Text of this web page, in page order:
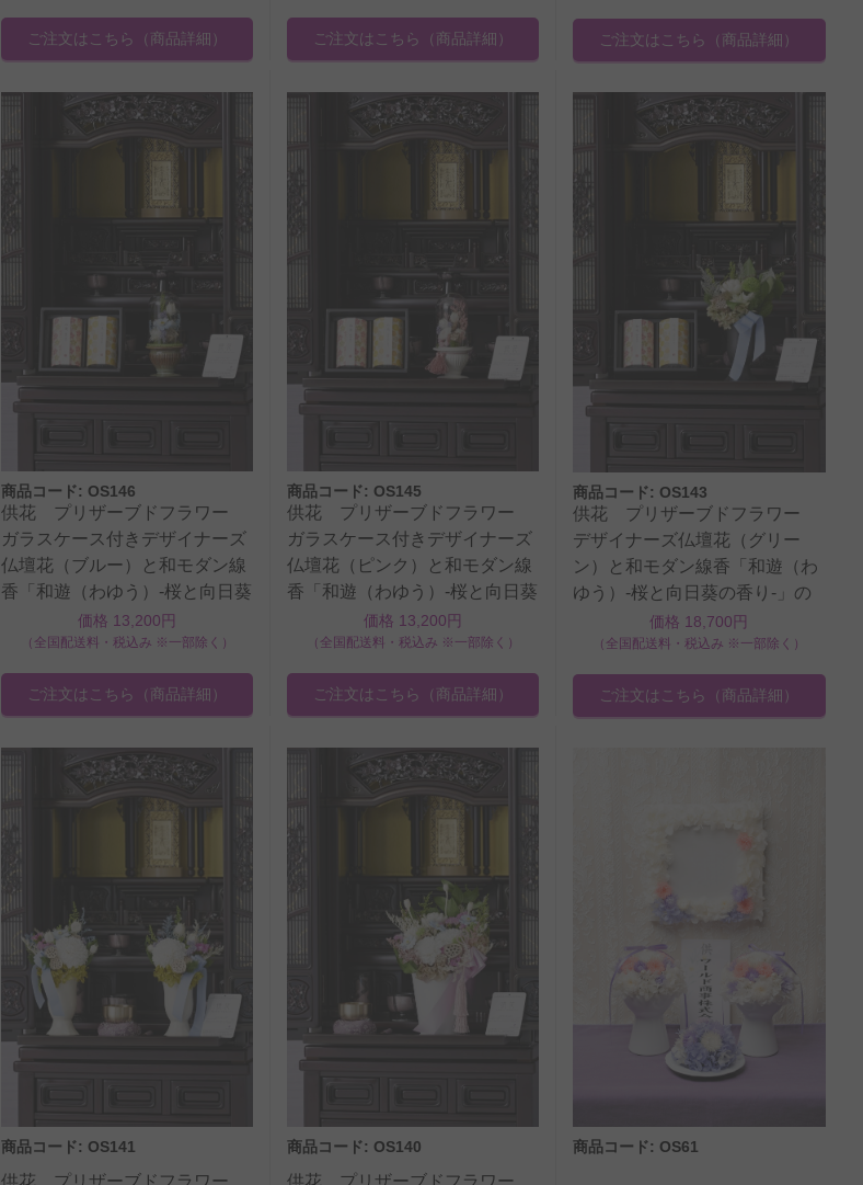
ご注文はこちら （商品詳細） ご注文はこちら （商品詳細） ご注文はこちら （商品詳細）
商品コード: OS146
供花 プリザーブドフラワー
ガラスケース付きデザイナーズ
仏壇花（ブルー）と和モダン線
香「和遊（わゆう）-桜と向日葵
の香り-」のセット
価格 13,200円
（全国配送料・税込み ※一部除く）
ご注文はこちら （商品詳細）
商品コード: OS145
供花 プリザーブドフラワー
ガラスケース付きデザイナーズ
仏壇花（ピンク）と和モダン線
香「和遊（わゆう）-桜と向日葵
の香り-」のセット
価格 13,200円
（全国配送料・税込み ※一部除く）
ご注文はこちら （商品詳細）
商品コード: OS143
供花 プリザーブドフラワー
デザイナーズ仏壇花（グリー
ン）と和モダン線香「和遊（わ
ゆう）-桜と向日葵の香り-」の
価格 18,700円
（全国配送料・税込み ※一部除く）
ご注文はこちら （商品詳細）
商品コード: OS141 商品コード: OS140 商品コード: OS61